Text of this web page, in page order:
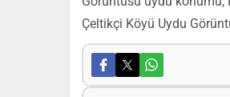
Çeltikçi Köyü Uydu